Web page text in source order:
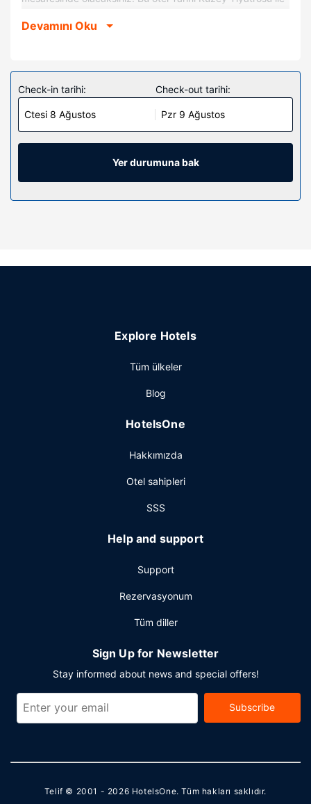
mil) mesafede.
Misafirler için 45 klimalı odalarda küçük mutfak mevcuttur.
Misafirlerin iyi vakit geçirmesi için dijital TV kanalları olan
42-inç akıllı televizyon ve ücretsiz kablosuz internet vardır.
Misafirlere dizüstü bilgisayar saklamaya uygun emanet
kasası ve kahve/çay makinesi gibi imkânlar ve kolaylıklar
sunulmaktadır. Ayrıca günlük olarak oda/kat hizmeti
Otelin güzelliği
Misafirlerimizin rahatı ve konforu için ücretsiz kablosuz
saat açık resepsiyon ve çamaşırhane mevcuttur. Ücretsiz
Devamını Oku
Check-in tarihi:
Ctesi 8 Ağustos
Check-out tarihi:
Pzr 9 Ağustos
Yer durumuna bak
Explore Hotels
Tüm ülkeler
Blog
HotelsOne
Hakkımızda
Otel sahipleri
SSS
Help and support
Support
Rezervasyonum
Tüm diller
Sign Up for Newsletter
Stay informed about news and special offers!
Subscribe
Telif © 2001 - 2026 HotelsOne. Tüm hakları saklıdır.